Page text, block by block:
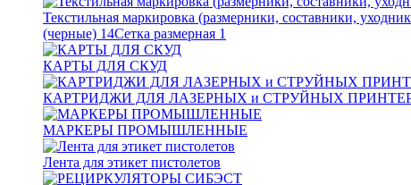
Текстильная маркировка (размерники, составники,
(черные) 14Сетка размерная 1
КАРТЫ ДЛЯ СКУД
КАРТРИДЖИ ДЛЯ ЛАЗЕРНЫХ и СТРУЙНЫХ
МАРКЕРЫ ПРОМЫШЛЕННЫЕ
Лента для этикет пистолетов